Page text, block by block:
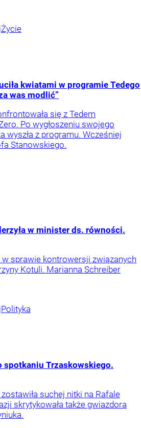
Życie
kwiatami w programie Tedego
was modlić”
się z Tedem
Po wygłoszeniu swojego
wyszła z programu. Wcześniej
Stanowskiego.
w minister ds. równości.
w sprawie kontrowersji związanych
Kotuli. Marianna Schreiber
Polityka
spotkaniu Trzaskowskiego.
suchej nitki na Rafale
skrytykowała także gwiazdora